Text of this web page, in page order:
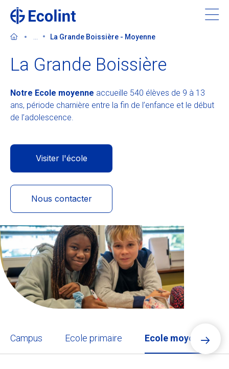
content
Découvrir l'Ecolint
Apprendre à l'Ecolint
Nous soutenir
Admissions
Ecolint
Camps Ecolint
Centre des arts
Institut
La Grande Boissière - Moyenne
La Grande Boissière
Notre Ecole moyenne accueille 540 élèves de 9 à 13
ans, période charnière entre la fin de l’enfance et le début
de l’adolescence.
Visiter l'école
Nous contacter
Campus Ecole primaire Ecole moyenne